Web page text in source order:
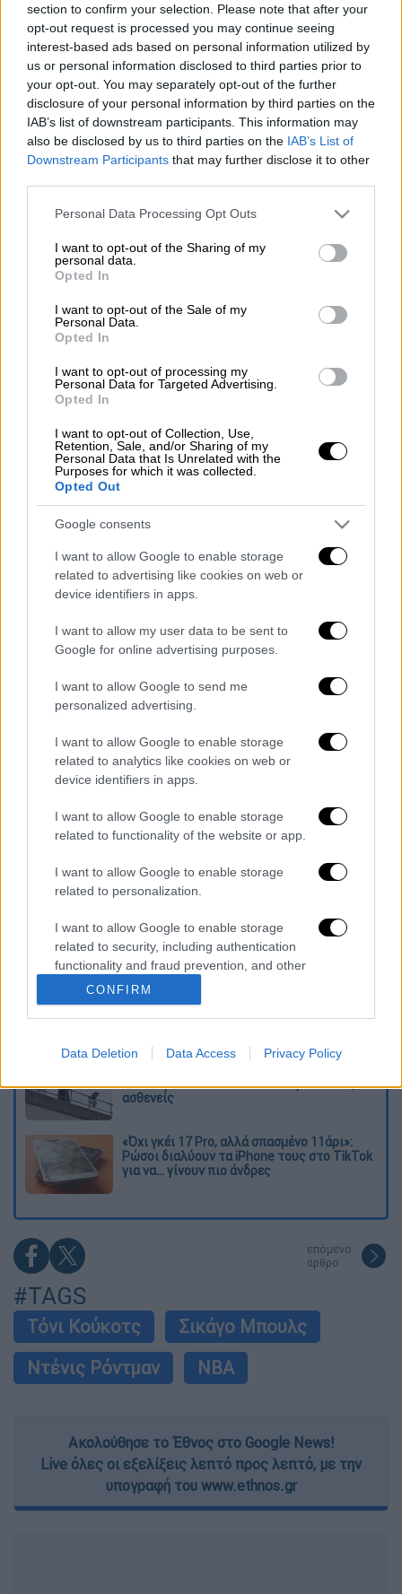
section to confirm your selection. Please note that after your
opt-out request is processed you may continue seeing
interest-based ads based on personal information utilized by
us or personal information disclosed to third parties prior to
your opt-out. You may separately opt-out of the further
disclosure of your personal information by third parties on the
IAB’s list of downstream participants. This information may
also be disclosed by us to third parties on the IAB’s List of
Downstream Participants that may further disclose it to other
Please note that this website/app uses one or more Google
not limited to your visit or usage behaviour. You may click to
grant or deny consent to Google and its third-party tags to
use your data for below specified purposes in below Google
consent section.
Personal Data Processing Opt Outs
I want to opt-out of the Sharing of my
personal data.
Opted In
I want to opt-out of the Sale of my
Personal Data.
Opted In
I want to opt-out of processing my
Personal Data for Targeted Advertising.
Opted In
I want to opt-out of Collection, Use,
Retention, Sale, and/or Sharing of my
Personal Data that Is Unrelated with the
Purposes for which it was collected.
Opted Out
Google consents
I want to allow Google to enable storage
related to advertising like cookies on web or
device identifiers in apps.
I want to allow my user data to be sent to
Google for online advertising purposes.
I want to allow Google to send me
personalized advertising.
I want to allow Google to enable storage
related to analytics like cookies on web or
device identifiers in apps.
I want to allow Google to enable storage
related to functionality of the website or app.
I want to allow Google to enable storage
related to personalization.
I want to allow Google to enable storage
related to security, including authentication
functionality and fraud prevention, and other
user protection.
CONFIRM
Data Deletion Data Access Privacy Policy
Βιβλία ολόκληρα μπορούν να γραφτούν για
τις περιπέτειες του απροσάρμοστου και
ιδιόρρυθμουΝτένις Ρόντμανεντός και
(κυρίως) εκτός γηπέδων. Κι είναι τόσες
πολλές οι ιστορίες που συνοδεύουν τον
άλλοτε σούπερ σταρ τωνΣικάγο Μπουλς
που ακόμη και 25 χρόνια μετά ακούγονται για
πρώτη φορά και καταδεικνύουν το μέγεθος
της έξαλλης ζωής που έκανε ο «Worm» στα
Ο Κροάτης, άλλοτε συμπαίκτης του στους
Τόνι Κούκοτς, έφερε στο προσκήνιο μια
άγνωστη και... απλή στιγμή της
καθημερινότητας του Ρόντμαν εκείνα τα
χρόνια. Θυμήθηκε τη μία (και τελευταία)
φορά που βγήκε παρέα με τον Ρόντμαν κι
άλλα δύο άτομα για... ένα ποτό. Και ο
κορυφαίος ριμπάουντερ στην ιστορία του
αντί για ένα ποτό άρχισε την
παραγγελία με 40 σφηνάκια βότκας και 10
μπύρες, ενώ παράλληλα κέρασε και όλο το
μαγαζί φαγητό και ποτό!
Ημασταν τέσσερα άτομα και το πρώτο
παραγγείλει για να πιούμε 40 σφηνάκια
βότκας και 10 μπύρες. Τον ρώτησα αν
περίμενε κι άλλα άτομα και μου απάντησε
πως ήταν σημαντικό να διατηρήσουμε το
. Οσοι βρίσκονταν εκεί, πήραν
δωρεάν φαγητό και ποτά, όλα κερασμένα απ'
τον Ρόντμαν. Αυτό το έκανα μόνο μια φορά
δέκα ημέρες για να συνέλθω», τόνισε
χαρακτηριστικά ο Κούκοτς.
Διαβάστε ακόμη
Εκτελέσεις, συλλήψεις και νέοι
περιορισμοί: Το Ιράν σκληραίνει τη γραμμή
στο εσωτερικό εν μέσω πολέμου
Η πρώτη δήλωση της οικογένειας της
38χρονης Βρετανίδας που δολοφονήθηκε
στην Κυψέλη
νοσοκομείου και κοιτούσε επίμονα τους
ασθενείς
«Όχι γκέι 17 Pro, αλλά σπασμένο 11άρι»:
Ρώσοι διαλύουν τα iPhone τους στο TikTok
για να... γίνουν πιο άνδρες
επόμενο
άρθρο
#TAGS
Τόνι Κούκοτς
Σικάγο Μπουλς
Ντένις Ρόντμαν
NBA
Ακολούθησε το Έθνος στο Google News!
Live όλες οι εξελίξεις λεπτό προς λεπτό, με την
υπογραφή του www.ethnos.gr